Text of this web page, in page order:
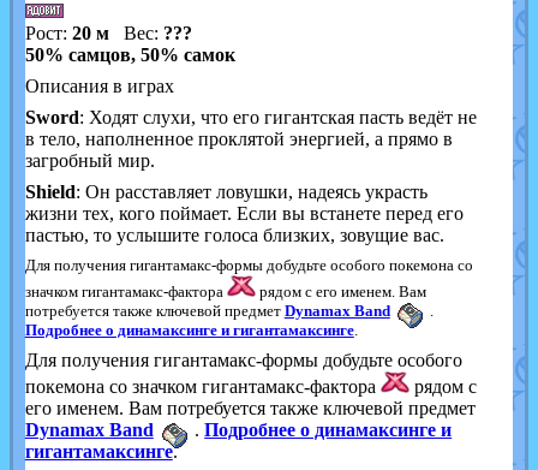
Рост: 20 мВес: ???
50% самцов, 50% самок
Описания в играх
Sword: Ходят слухи, что его гигантская пасть ведёт не
в тело, наполненное проклятой энергией, а прямо в
загробный мир.
Shield: Он расставляет ловушки, надеясь украсть
жизни тех, кого поймает. Если вы встанете перед его
пастью, то услышите голоса близких, зовущие вас.
Для получения гигантамакс-формы добудьте особого покемона со
значком гигантамакс-фактора
рядом с его именем. Вам
потребуется также ключевой предмет Dynamax Band
Подробнее о динамаксинге и гигантамаксинге.
Для получения гигантамакс-формы добудьте особого
покемона со значком гигантамакс-фактора
рядом с
его именем. Вам потребуется также ключевой предмет
Dynamax Band
.Подробнее о динамаксинге и
гигантамаксинге.